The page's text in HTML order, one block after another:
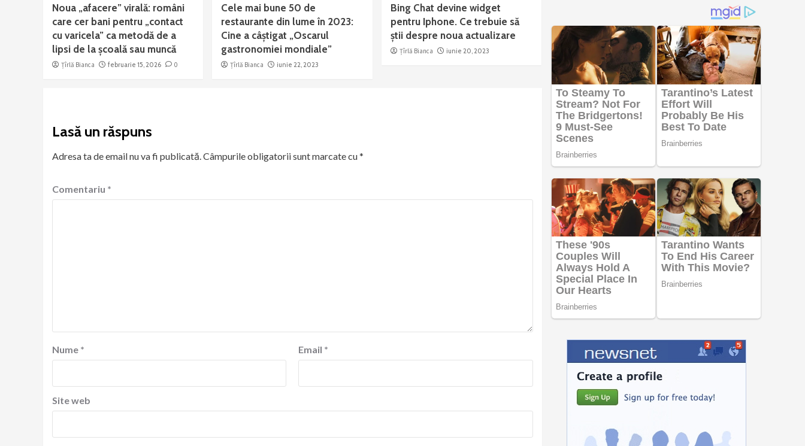
Noua „afacere” virală: români
care cer bani pentru „contact
cu varicela” ca metodă de a
lipsi de la școală sau muncă
Țîrlă Bianca februarie 15, 2026 0
Cele mai bune 50 de
restaurante din lume în 2023:
Cine a câștigat „Oscarul
gastronomiei mondiale”
Țîrlă Bianca iunie 22, 2023
Bing Chat devine widget
pentru Iphone. Ce trebuie să
știi despre noua actualizare
Țîrlă Bianca iunie 20, 2023
Lasă un răspuns
Adresa ta de email nu va fi publicată.Câmpurile obligatorii sunt marcate cu*
Comentariu *
Nume * Email *
Site web